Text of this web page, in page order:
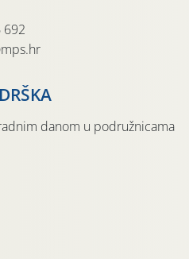
692
danom u podružnicama